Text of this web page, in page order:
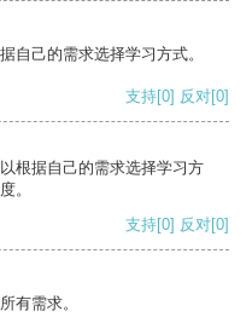
自己的需求选择学习方式。
支持[0] 反对[0]
根据自己的需求选择学习方
。
支持[0] 反对[0]
有需求。